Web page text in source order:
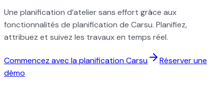
Une planification d’atelier sans effort grâce aux
fonctionnalités de planification de Carsu. Planifiez,
attribuez et suivez les travaux en temps réel.
Commencez avec la planification Carsu
Réserver une
démo